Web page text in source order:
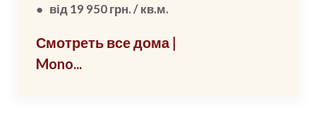
● від 19 950 грн. / кв.м.
Смотреть все дома |
Mono...